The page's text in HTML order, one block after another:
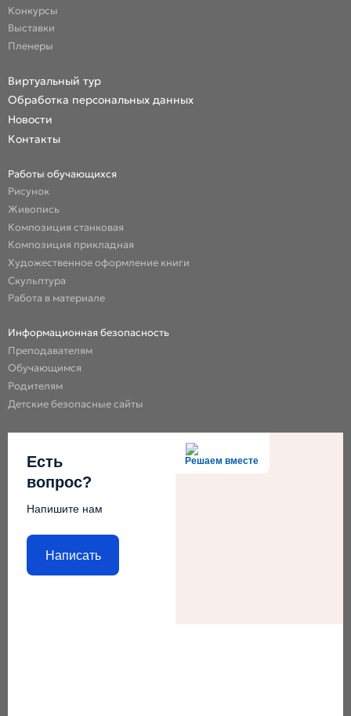
Конкурсы
Выставки
Пленеры
Виртуальный тур
Обработка персональных данных
Новости
Контакты
Работы обучающихся
Рисунок
Живопись
Композиция станковая
Композиция прикладная
Художественное оформление книги
Скульптура
Работа в материале
Информационная безопасность
Преподавателям
Обучающимся
Родителям
Детские безопасные сайты
Решаем вместе
Есть
вопрос?
Напишите нам
Написать